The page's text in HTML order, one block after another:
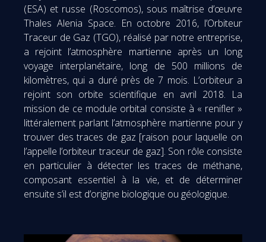
(ESA) et russe (Roscomos), sous maîtrise d’œuvre
Thales Alenia Space. En octobre 2016, l’Orbiteur
Traceur de Gaz (TGO), réalisé par notre entreprise,
a rejoint l’atmosphère martienne après un long
voyage interplanétaire, long de 500 millions de
kilomètres, qui a duré près de 7 mois. L’orbiteur a
rejoint son orbite scientifique en avril 2018. La
mission de ce module orbital consiste à « renifler »
littéralement parlant l’atmosphère martienne pour y
trouver des traces de gaz [raison pour laquelle on
l’appelle l’orbiteur traceur de gaz]. Son rôle consiste
en particulier à détecter les traces de méthane,
composant essentiel à la vie, et de déterminer
ensuite s’il est d’origine biologique ou géologique.